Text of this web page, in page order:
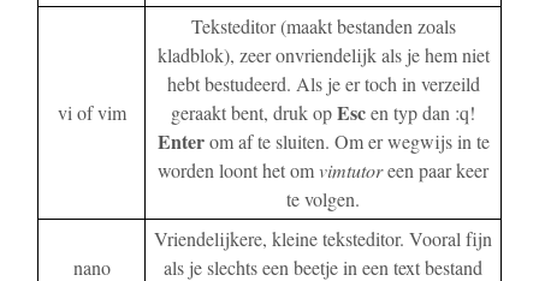
vi of vim
Teksteditor (maakt bestanden zoals
kladblok), zeer onvriendelijk als je hem niet
hebt bestudeerd. Als je er toch in verzeild
geraakt bent, druk opEscen typ dan :q!
Enterom af te sluiten. Om er wegwijs in te
worden loont het omvimtutoreen paar keer
te volgen.
nano
Vriendelijkere, kleine teksteditor. Vooral fijn
als je slechts een beetje in een text bestand